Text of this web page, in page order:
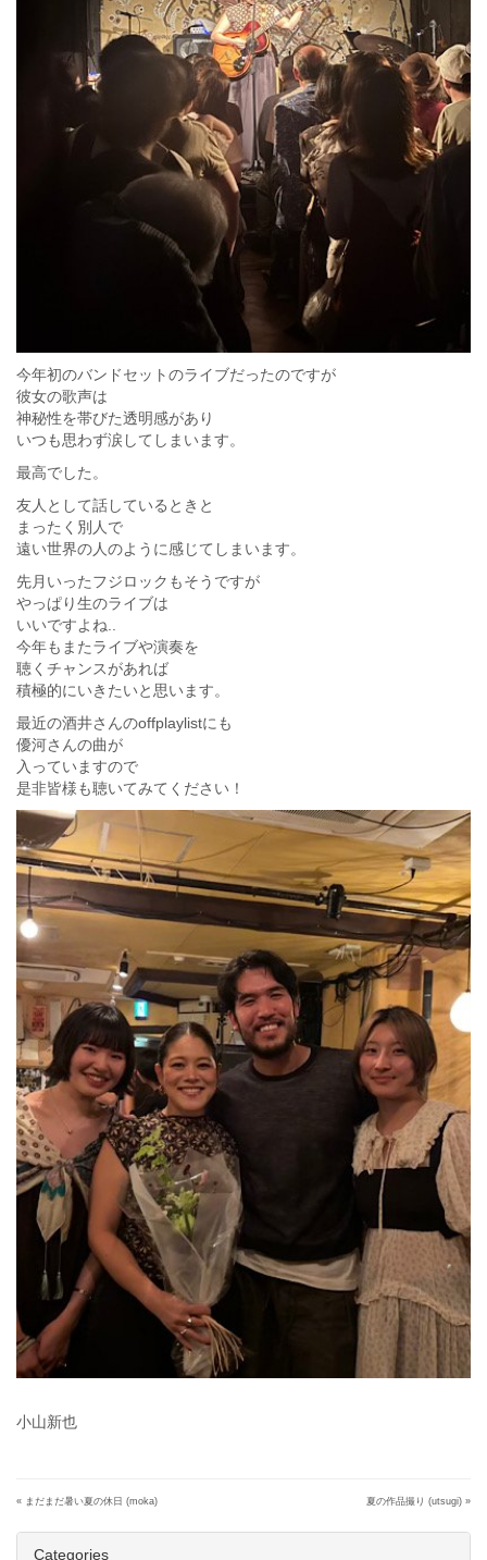
今年初のバンドセットのライブだったのですが
彼女の歌声は
神秘性を帯びた透明感があり
いつも思わず涙してしまいます。
最高でした。
友人として話しているときと
まったく別人で
遠い世界の人のように感じてしまいます。
先月いったフジロックもそうですが
やっぱり生のライブは
いいですよね..
今年もまたライブや演奏を
聴くチャンスがあれば
積極的にいきたいと思います。
最近の酒井さんのoffplaylistにも
優河さんの曲が
入っていますので
是非皆様も聴いてみてください！
小山新也
« まだまだ暑い夏の休日 (moka) 夏の作品撮り (utsugi) »
Categories